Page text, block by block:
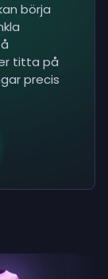
börja
titta på
precis